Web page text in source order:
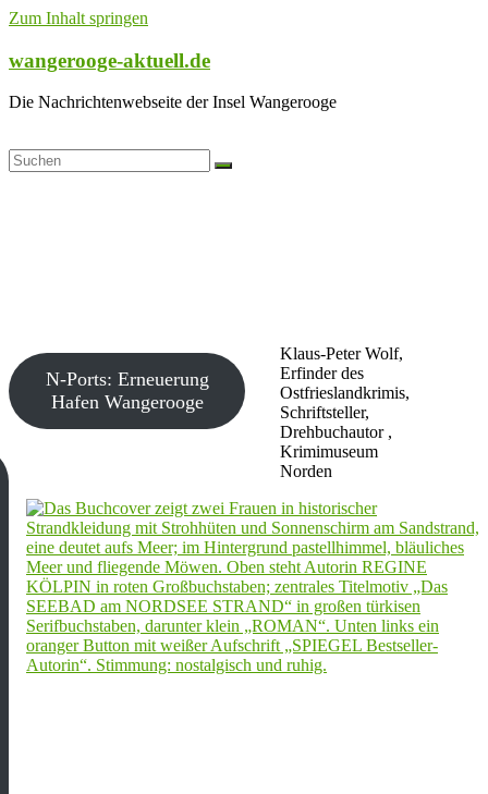
Zum Inhalt springen
wangerooge-aktuell.de
Die Nachrichtenwebseite der Insel Wangerooge
Klaus-Peter Wolf,
Erfinder des
Ostfrieslandkrimis,
Schriftsteller,
Drehbuchautor ,
Krimimuseum
Norden
N-Ports: Erneuerung
Hafen Wangerooge